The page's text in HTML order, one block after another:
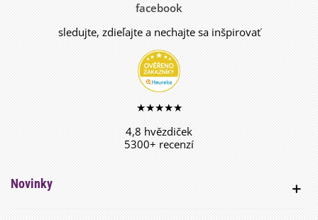
facebook
sledujte, zdieľajte a nechajte sa inšpirovať
★★★★★
4,8 hvězdiček
5300+ recenzí
Novinky